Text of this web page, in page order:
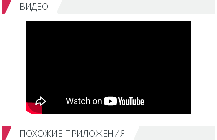
ВИДЕО
ПОХОЖИЕ ПРИЛОЖЕНИЯ